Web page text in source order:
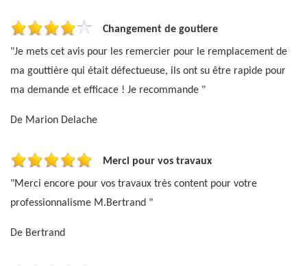
Changement de goutiere
"Je mets cet avis pour les remercier pour le remplacement de
ma gouttière qui était défectueuse, ils ont su être rapide pour
ma demande et efficace ! Je recommande "
De Marion Delache
Merci pour vos travaux
"Merci encore pour vos travaux très content pour votre
professionnalisme M.Bertrand "
De Bertrand